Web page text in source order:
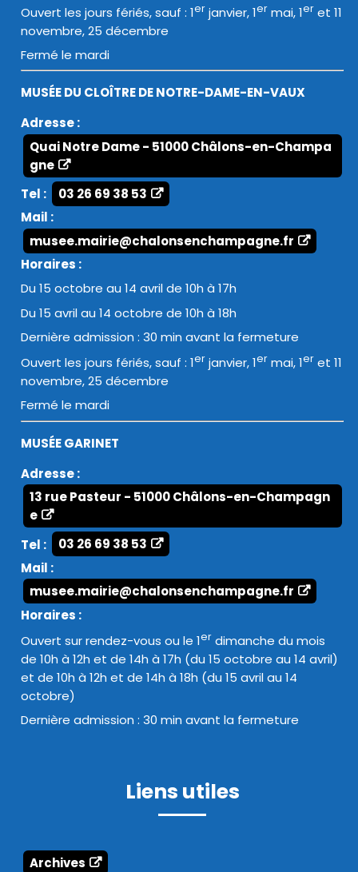
Ouvert les jours fériés, sauf : 1er janvier, 1er mai, 1er et 11
novembre, 25 décembre
Fermé le mardi
MUSÉE DU CLOÎTRE DE NOTRE-DAME-EN-VAUX
Adresse :
Quai Notre Dame - 51000 Châlons-en-Champa
gne
Tel :
03 26 69 38 53
Mail :
musee.mairie@chalonsenchampagne.fr
Horaires :
Du 15 octobre au 14 avril de 10h à 17h
Du 15 avril au 14 octobre de 10h à 18h
Dernière admission : 30 min avant la fermeture
Ouvert les jours fériés, sauf : 1er janvier, 1er mai, 1er et 11
novembre, 25 décembre
Fermé le mardi
MUSÉE GARINET
Adresse :
13 rue Pasteur - 51000 Châlons-en-Champagn
e
Tel :
03 26 69 38 53
Mail :
musee.mairie@chalonsenchampagne.fr
Horaires :
Ouvert sur rendez-vous ou le 1er dimanche du mois
de 10h à 12h et de 14h à 17h (du 15 octobre au 14 avril)
et de 10h à 12h et de 14h à 18h (du 15 avril au 14
octobre)
Dernière admission : 30 min avant la fermeture
Liens utiles
Archives